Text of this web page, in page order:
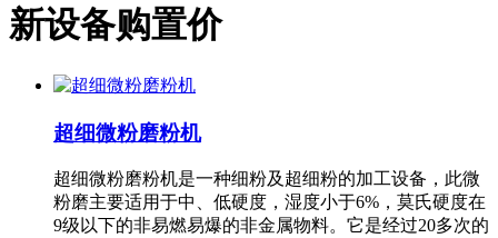
新设备购置价
超细微粉磨粉机
超细微粉磨粉机是一种细粉及超细粉的加工设备，此微
粉磨主要适用于中、低硬度，湿度小于6%，莫氏硬度在
9级以下的非易燃易爆的非金属物料。它是经过20多次的